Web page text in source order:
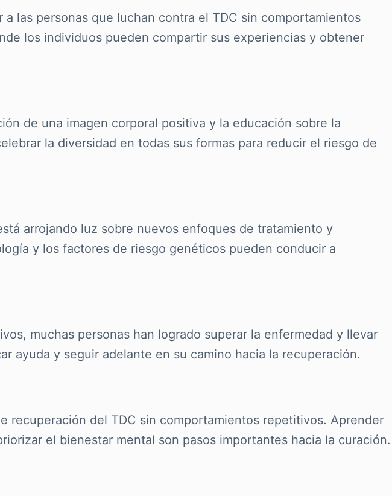
las personas que luchan contra el TDC sin comportamientos
los individuos pueden compartir sus experiencias y obtener
de una imagen corporal positiva y la educación sobre la
la diversidad en todas sus formas para reducir el riesgo de
arrojando luz sobre nuevos enfoques de tratamiento y
y los factores de riesgo genéticos pueden conducir a
muchas personas han logrado superar la enfermedad y llevar
ayuda y seguir adelante en su camino hacia la recuperación.
recuperación del TDC sin comportamientos repetitivos. Aprender
el bienestar mental son pasos importantes hacia la curación.